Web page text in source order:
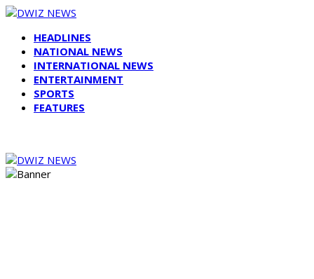
HEADLINES
NATIONAL NEWS
INTERNATIONAL NEWS
ENTERTAINMENT
SPORTS
FEATURES